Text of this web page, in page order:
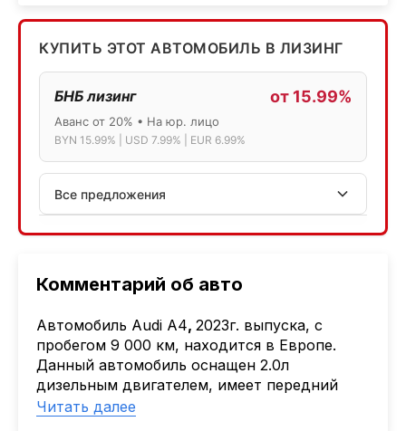
Комментарий об авто
Автомобиль Audi A4, 2023г. выпуска, с
пробегом 9 000 км, находится в Европе.
Данный автомобиль оснащен 2.0л
дизельным двигателем, имеет передний
привод.
Читать далее
КУПИТЬ ЭТОТ АВТОМОБИЛЬ В ЛИЗИНГ
БНБ лизинг от 15.99%
Аванс от 20% • На юр. лицо
BYN 15.99% | USD 7.99% | EUR 6.99%
Все предложения
АСБ лизинг
Лизинг: BYN 17% | USD 7.99% | EUR 6.99%
Также доступен кредит "Проще простого" 18.9%
Активлизиг
Индивидуальные условия по сделкам